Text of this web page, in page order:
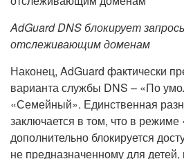
AdGuard DNS блокирует
отслеживающим доменам
Наконец, AdGuard фактически
варианта службы DNS – «По
«Семейный». Единственная
заключается в том, что в
дополнительно блокируется
не предназначенному для детей,